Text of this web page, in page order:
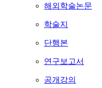
해외학술논문
학술지
단행본
연구보고서
공개강의